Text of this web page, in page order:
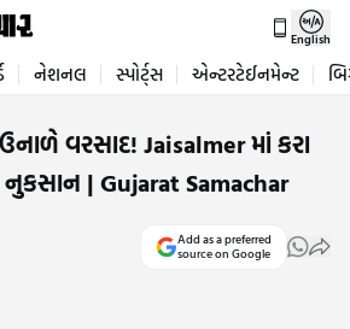
English
નેશનલ સ્પોર્ટ્સ એન્ટરટેઈનમેન્ટ
વરસાદ! Jaisalmer માં કરા
| Gujarat Samachar
Add as a preferred
source on Google